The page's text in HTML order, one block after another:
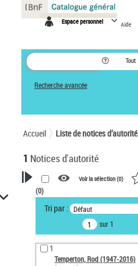
Espace personnel Aide
Tout
Recherche avancée
Accueil Liste de notices d’autorité
1 Notices d'autorité
VOTRE RECHERCHE
Recherche avancée dans les
notices d’autorité
Œuvres liées à l'auteur :
Temperton, Rod (1947-2016)
Voir la sélection (0)
(0)
Tri par : Défaut
sur 1
1
Temperton, Rod (1947-2016)
Panneau de gestion des cookies